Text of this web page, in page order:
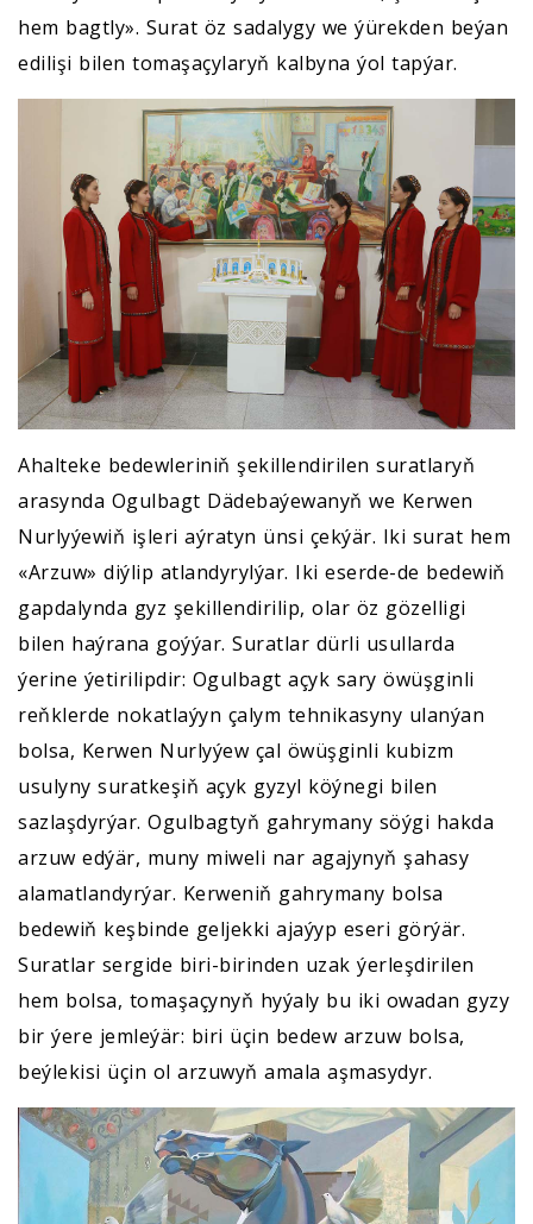
hem bagtly». Surat öz sadalygy we ýürekden beýan
edilişi bilen tomaşaçylaryň kalbyna ýol tapýar.
Ahalteke bedewleriniň şekillendirilen suratlaryň
arasynda Ogulbagt Dädebaýewanyň we Kerwen
Nurlyýewiň işleri aýratyn ünsi çekýär. Iki surat hem
«Arzuw» diýlip atlandyrylýar. Iki eserde-de bedewiň
gapdalynda gyz şekillendirilip, olar öz gözelligi
bilen haýrana goýýar. Suratlar dürli usullarda
ýerine ýetirilipdir: Ogulbagt açyk sary öwüşginli
reňklerde nokatlaýyn çalym tehnikasyny ulanýan
bolsa, Kerwen Nurlyýew çal öwüşginli kubizm
usulyny suratkeşiň açyk gyzyl köýnegi bilen
sazlaşdyrýar. Ogulbagtyň gahrymany söýgi hakda
arzuw edýär, muny miweli nar agajynyň şahasy
alamatlandyrýar. Kerweniň gahrymany bolsa
bedewiň keşbinde geljekki ajaýyp eseri görýär.
Suratlar sergide biri-birinden uzak ýerleşdirilen
hem bolsa, tomaşaçynyň hyýaly bu iki owadan gyzy
bir ýere jemleýär: biri üçin bedew arzuw bolsa,
beýlekisi üçin ol arzuwyň amala aşmasydyr.